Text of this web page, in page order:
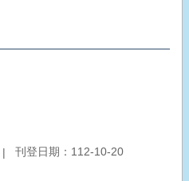
刊登日期：112-10-20